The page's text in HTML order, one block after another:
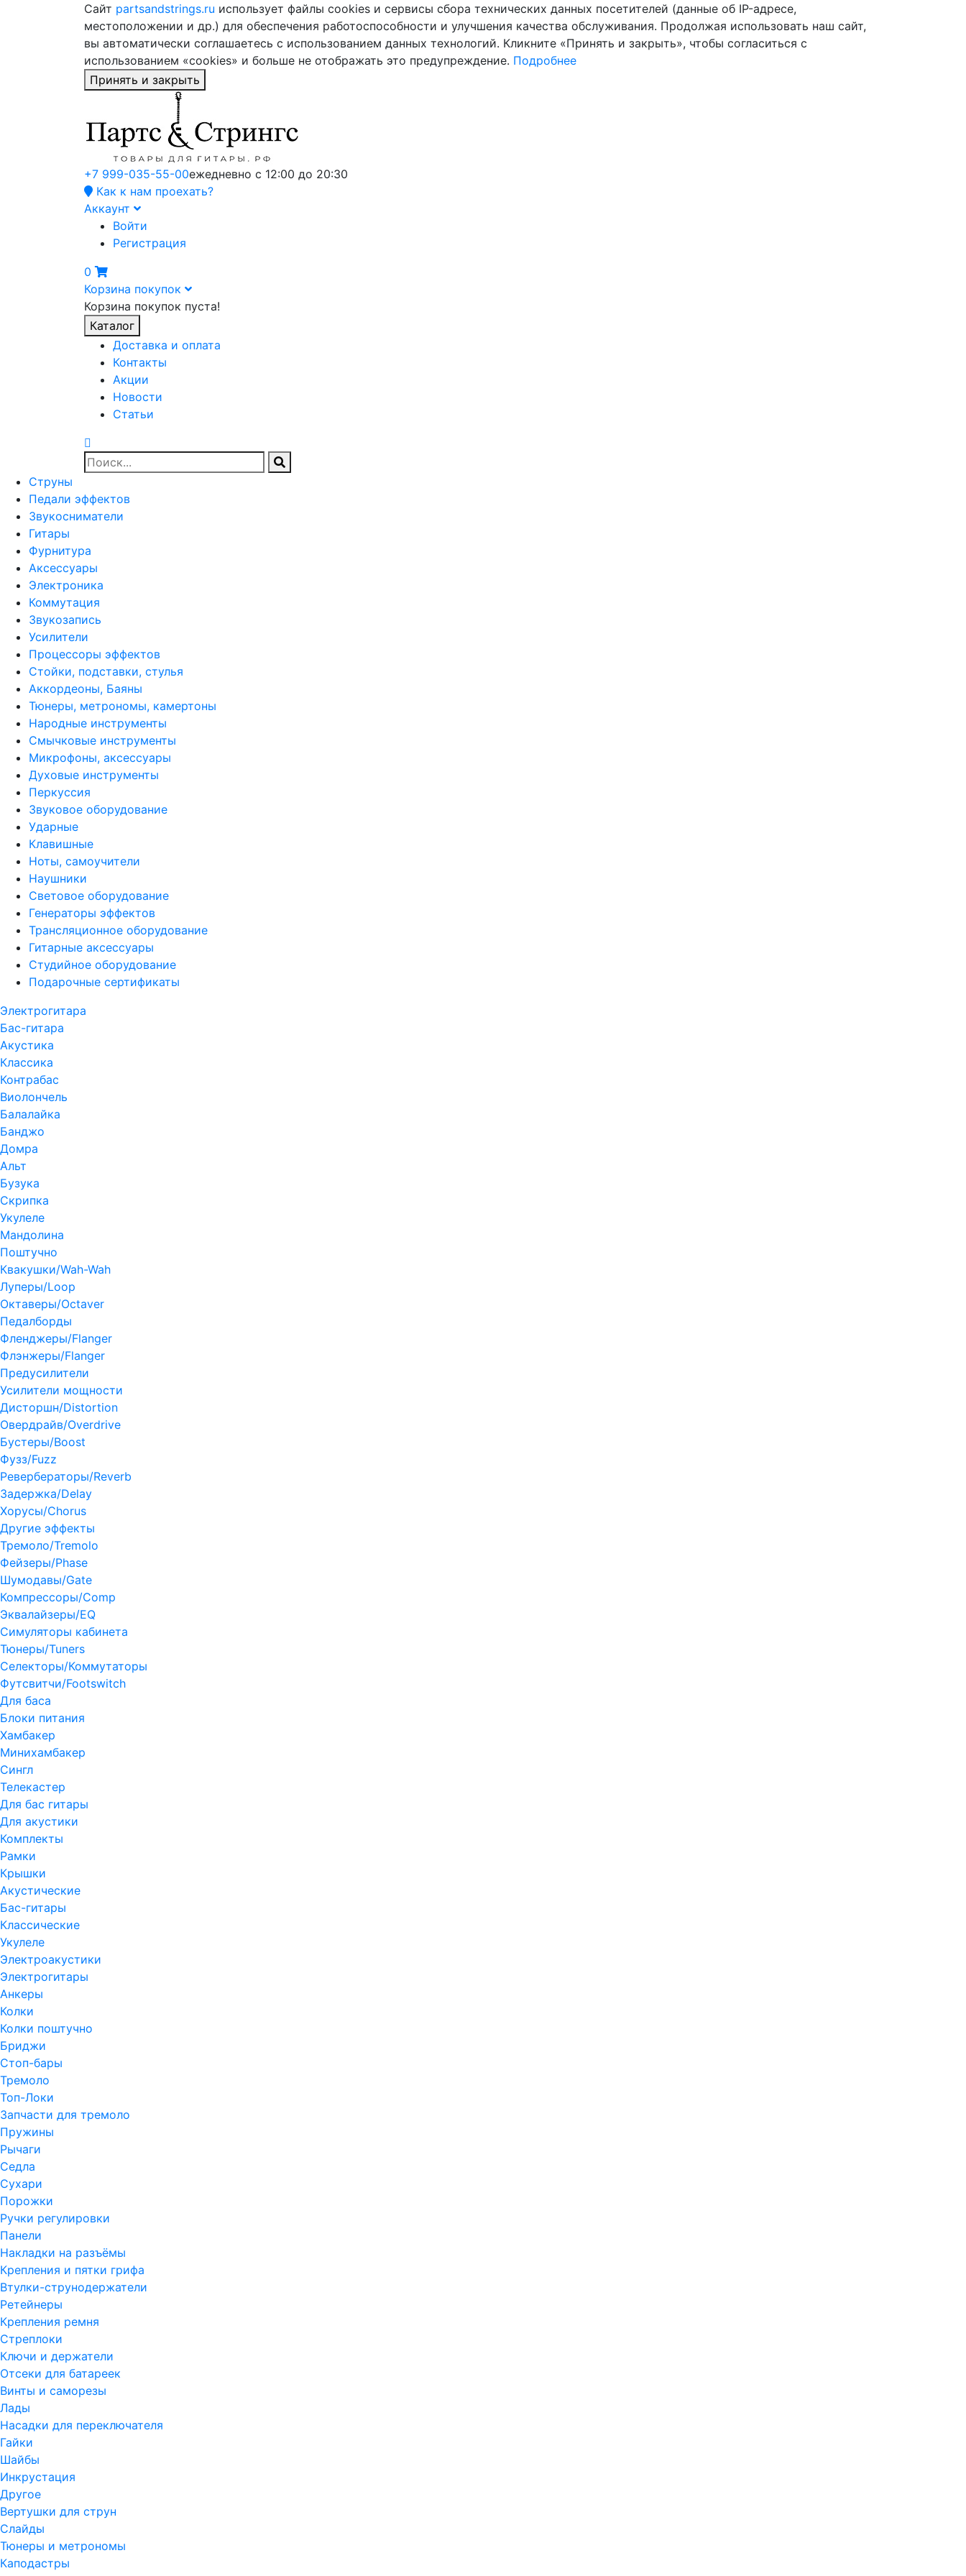
Сайт partsandstrings.ru использует файлы cookies и сервисы сбора технических данных посетителей (данные об IP-адресе,
местоположении и др.) для обеспечения работоспособности и улучшения качества обслуживания. Продолжая использовать наш сайт,
вы автоматически соглашаетесь с использованием данных технологий. Кликните «Принять и закрыть», чтобы согласиться с
использованием «cookies» и больше не отображать это предупреждение. Подробнее
Принять и закрыть
+7 999-035-55-00ежедневно с 12:00 до 20:30
Как к нам проехать?
Аккаунт
Войти
Регистрация
0
Корзина покупок
Корзина покупок пуста!
Каталог
Доставка и оплата
Контакты
Акции
Новости
Статьи
Струны
Педали эффектов
Звукосниматели
Гитары
Фурнитура
Аксессуары
Электроника
Коммутация
Звукозапись
Усилители
Процессоры эффектов
Стойки, подставки, стулья
Аккордеоны, Баяны
Тюнеры, метрономы, камертоны
Народные инструменты
Смычковые инструменты
Микрофоны, аксессуары
Духовые инструменты
Перкуссия
Звуковое оборудование
Ударные
Клавишные
Ноты, самоучители
Наушники
Световое оборудование
Генераторы эффектов
Трансляционное оборудование
Гитарные аксессуары
Студийное оборудование
Подарочные сертификаты
Электрогитара
Бас-гитара
Акустика
Классика
Контрабас
Виолончель
Балалайка
Банджо
Домра
Альт
Бузука
Скрипка
Укулеле
Мандолина
Поштучно
Квакушки/Wah-Wah
Луперы/Loop
Октаверы/Octaver
Педалборды
Фленджеры/Flanger
Флэнжеры/Flanger
Предусилители
Усилители мощности
Дисторшн/Distortion
Овердрайв/Overdrive
Бустеры/Boost
Фузз/Fuzz
Ревербераторы/Reverb
Задержка/Delay
Хорусы/Chorus
Другие эффекты
Тремоло/Tremolo
Фейзеры/Phase
Шумодавы/Gate
Компрессоры/Comp
Эквалайзеры/EQ
Симуляторы кабинета
Тюнеры/Tuners
Селекторы/Коммутаторы
Футсвитчи/Footswitch
Для баса
Блоки питания
Хамбакер
Минихамбакер
Сингл
Телекастер
Для бас гитары
Для акустики
Комплекты
Рамки
Крышки
Акустические
Бас-гитары
Классические
Укулеле
Электроакустики
Электрогитары
Анкеры
Колки
Колки поштучно
Бриджи
Стоп-бары
Тремоло
Топ-Локи
Запчасти для тремоло
Пружины
Рычаги
Седла
Сухари
Порожки
Ручки регулировки
Панели
Накладки на разъёмы
Крепления и пятки грифа
Втулки-струнодержатели
Ретейнеры
Крепления ремня
Стреплоки
Ключи и держатели
Отсеки для батареек
Винты и саморезы
Лады
Насадки для переключателя
Гайки
Шайбы
Инкрустация
Другое
Вертушки для струн
Слайды
Тюнеры и метрономы
Каподастры